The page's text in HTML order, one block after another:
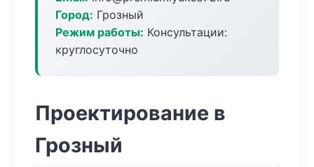
Город: Грозный
Режим работы: Консультации:
круглосуточно
Проектирование в
Грозный